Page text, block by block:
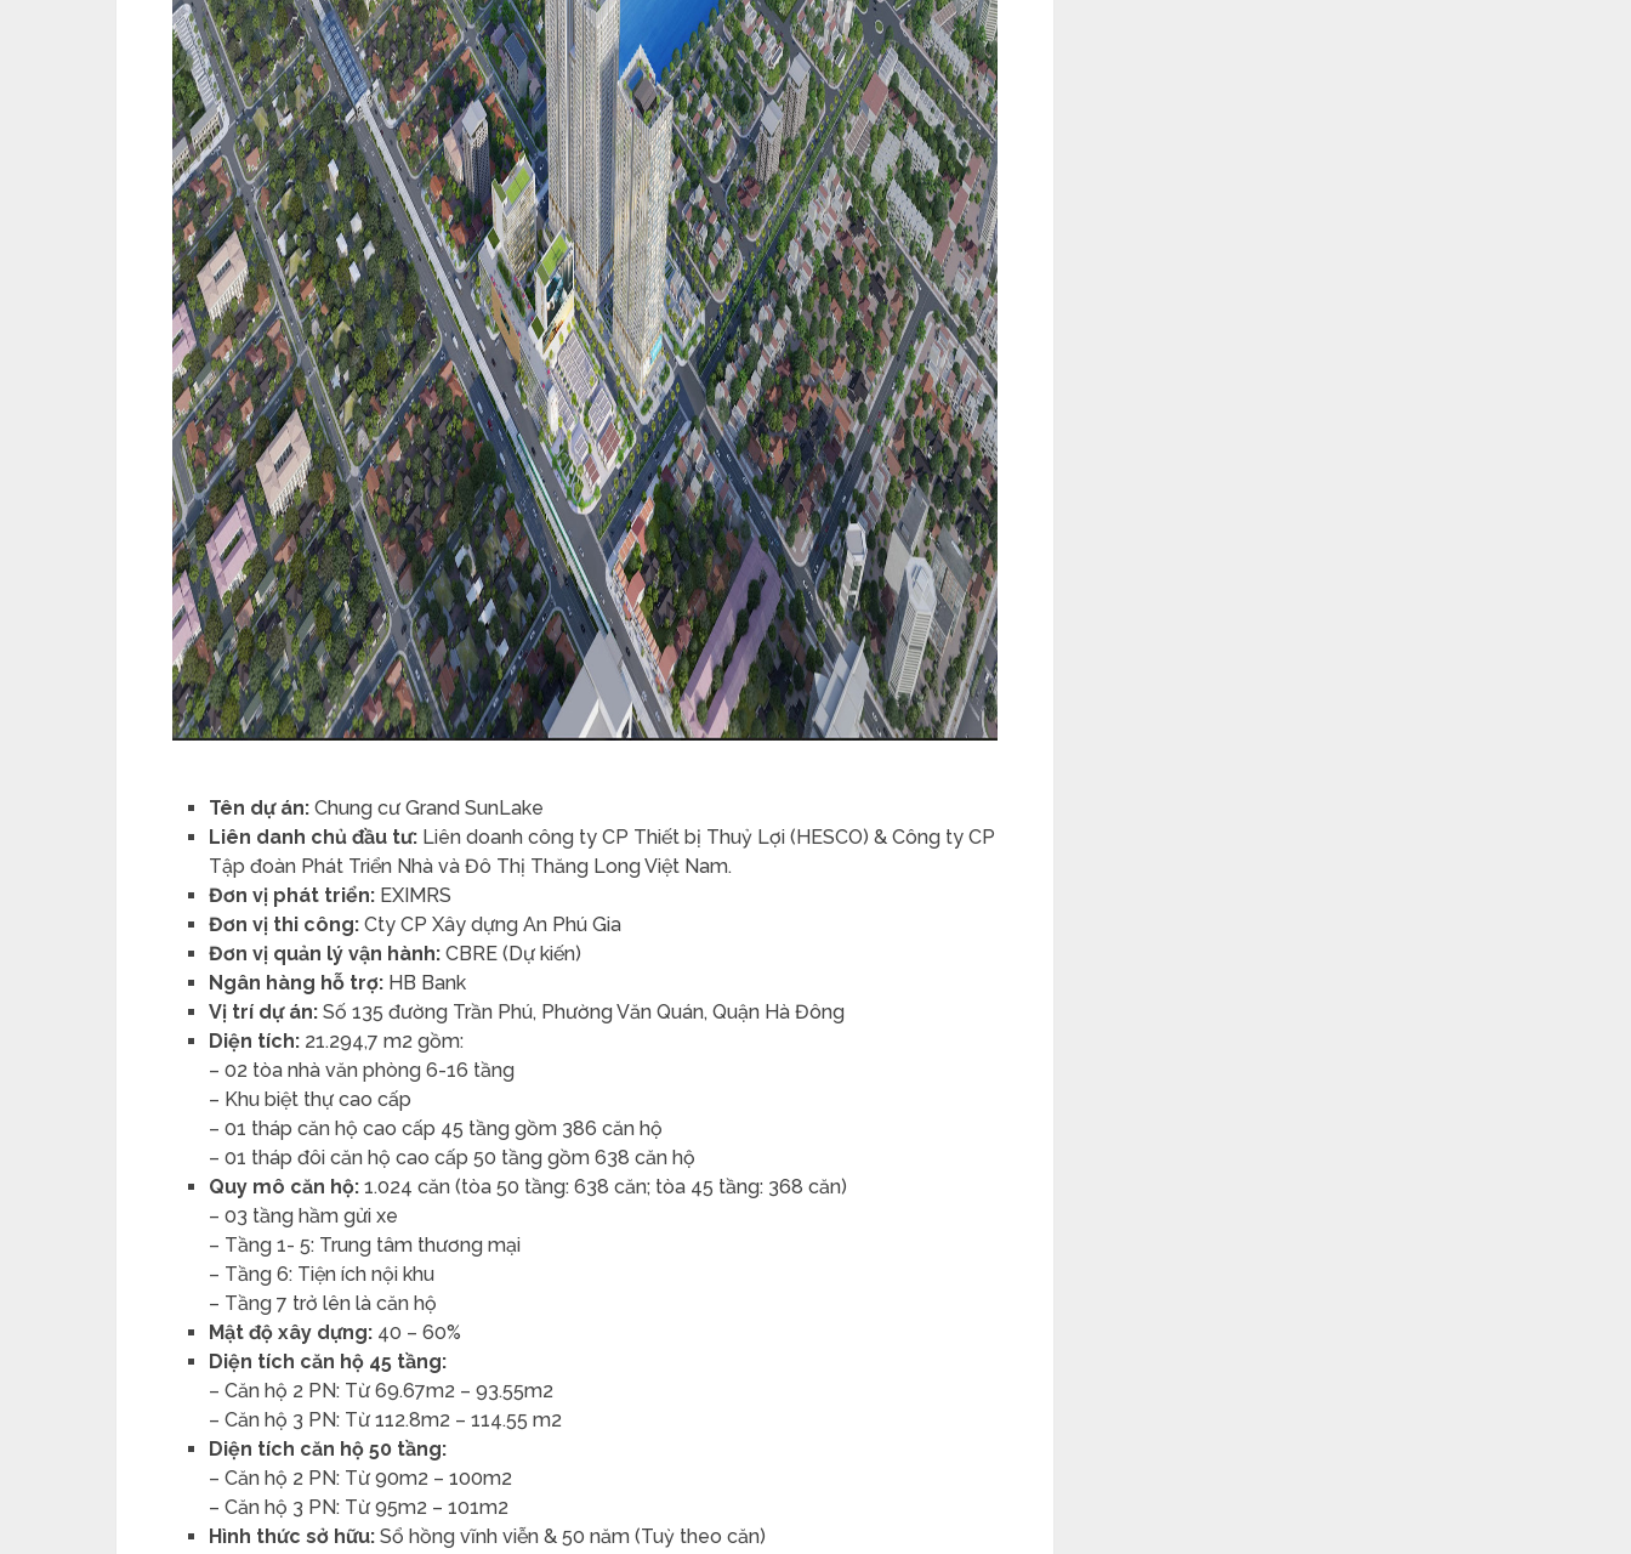
Tên dự án: Chung cư Grand SunLake
Liên danh chủ đầu tư: Liên doanh công ty CP Thiết bị Thuỷ Lợi (HESCO) & Công ty CP
Tập đoàn Phát Triển Nhà và Đô Thị Thăng Long Việt Nam.
Đơn vị phát triển: EXIMRS
Đơn vị thi công: Cty CP Xây dựng An Phú Gia
Đơn vị quản lý vận hành: CBRE (Dự kiến)
Ngân hàng hỗ trợ: HB Bank
Vị trí dự án: Số 135 đường Trần Phú, Phường Văn Quán, Quận Hà Đông
Diện tích: 21.294,7 m2 gồm:
– 02 tòa nhà văn phòng 6-16 tầng
– Khu biệt thự cao cấp
– 01 tháp căn hộ cao cấp 45 tầng gồm 386 căn hộ
– 01 tháp đôi căn hộ cao cấp 50 tầng gồm 638 căn hộ
Quy mô căn hộ: 1.024 căn (tòa 50 tầng: 638 căn; tòa 45 tầng: 368 căn)
– 03 tầng hầm gửi xe
– Tầng 1- 5: Trung tâm thương mại
– Tầng 6: Tiện ích nội khu
– Tầng 7 trở lên là căn hộ
Mật độ xây dựng: 40 – 60%
Diện tích căn hộ 45 tầng:
– Căn hộ 2 PN: Từ 69.67m2 – 93.55m2
– Căn hộ 3 PN: Từ 112.8m2 – 114.55 m2
Diện tích căn hộ 50 tầng:
– Căn hộ 2 PN: Từ 90m2 – 100m2
– Căn hộ 3 PN: Từ 95m2 – 101m2
Hình thức sở hữu: Sổ hồng vĩnh viễn & 50 năm (Tuỳ theo căn)